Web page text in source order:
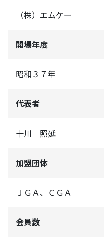
（株）エムケー
開場年度
昭和３７年
代表者
十川 照延
加盟団体
ＪＧＡ、ＣＧＡ
会員数